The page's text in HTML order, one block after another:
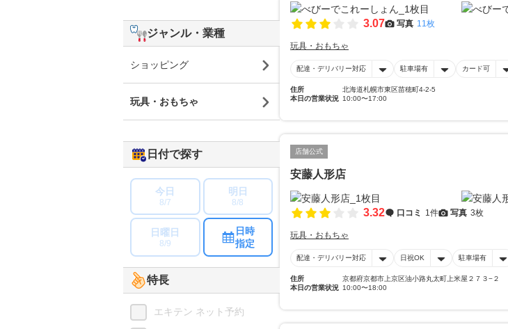
3.07 写真 11枚
玩具・おもちゃ
配達・デリバリー対応 駐車場有 カード可
住所
北海道札幌市東区苗穂町4-2-5
本日の営業状況 10:00〜17:00
店舗公式
安藤人形店
3.32 口コミ 1件 写真 3枚
玩具・おもちゃ
配達・デリバリー対応 日祝OK 駐車場有
住所
京都府京都市上京区油小路丸太町上米屋２７３−２
本日の営業状況 10:00〜18:00
ジャンル・業種
ショッピング
玩具・おもちゃ
日付で探す
今日
8/7
明日
8/8
日曜日
8/9
日時
指定
特長
エキテン ネット予約